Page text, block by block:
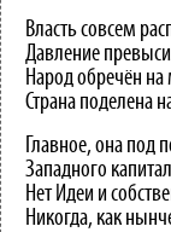
Власть совсем
Давление
Народ обречён на
Страна поделена
Главное, она под
Западного
Нет Идеи и
Никогда, как